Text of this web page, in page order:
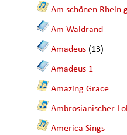
Am schönen Rhein
Am Waldrand
Amadeus (13)
Amadeus 1
Amazing Grace
Ambrosianischer
America Sings